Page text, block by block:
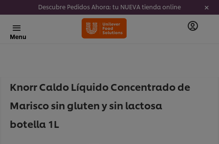
Descubre Pedidos Ahora: tu NUEVA tienda online
Menu
Knorr Caldo Líquido Concentrado de
Marisco sin gluten y sin lactosa
botella 1L